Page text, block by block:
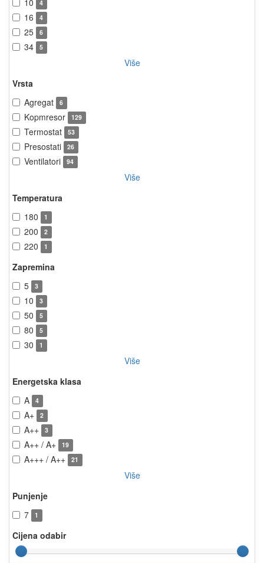
4
16 4
25 6
34 5
Više
Vrsta
Agregat
6
Kopmresor 129
Termostat 53
Presostati 26
Ventilatori 94
Više
Temperatura
180
1
200 2
220 1
Zapremina
5
3
10 3
50 5
80 5
30 1
Više
Energetska klasa
A
4
A+ 2
A++ 3
A++ / A+ 19
A+++ / A++ 21
Više
Punjenje
7
1
Cijena odabir